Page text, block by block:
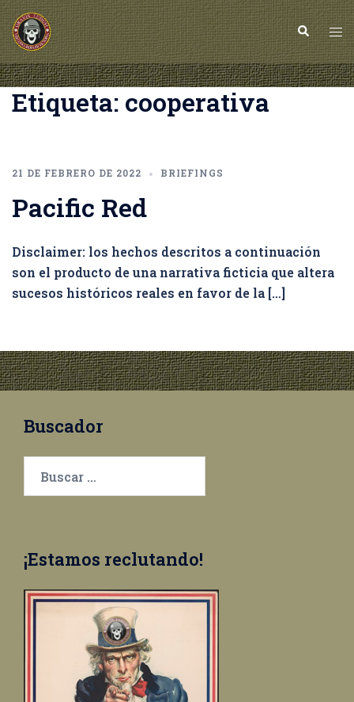
Saltar
al
contenido
Buscar
Etiqueta: cooperativa
21 DE FEBRERO DE 2022 BRIEFINGS
Pacific Red
Disclaimer: los hechos descritos a continuación
son el producto de una narrativa ficticia que altera
sucesos históricos reales en favor de la […]
Buscador
¡Estamos reclutando!